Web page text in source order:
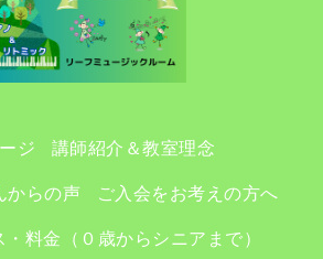
ジ 講師紹介＆教室理念
からの声 ご入会をお考えの方へ
料金（０歳からシニアまで）